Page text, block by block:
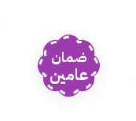
ضمان
عامين